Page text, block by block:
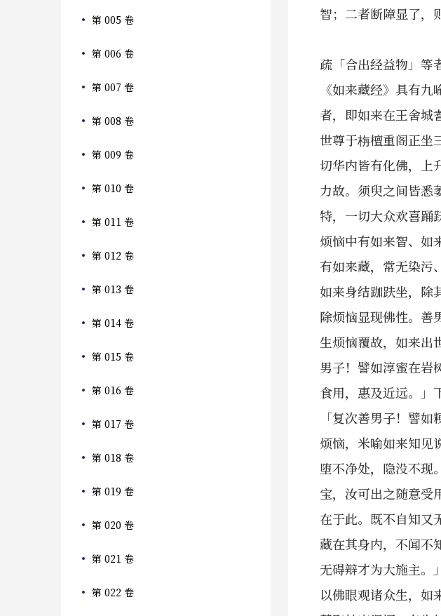
第 005 卷
第 006 卷
第 007 卷
第 008 卷
第 009 卷
第 010 卷
第 011 卷
第 012 卷
第 013 卷
第 014 卷
第 015 卷
第 016 卷
第 017 卷
第 018 卷
第 019 卷
第 020 卷
第 021 卷
第 022 卷